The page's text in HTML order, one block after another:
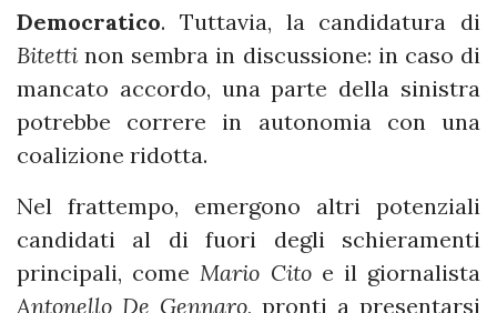
Democratico. Tuttavia, la candidatura di
Bitetti non sembra in discussione: in caso di
mancato accordo, una parte della sinistra
potrebbe correre in autonomia con una
coalizione ridotta.
Nel frattempo, emergono altri potenziali
candidati al di fuori degli schieramenti
principali, come Mario Citoe il giornalista
Antonello De Gennaro, pronti a presentarsi